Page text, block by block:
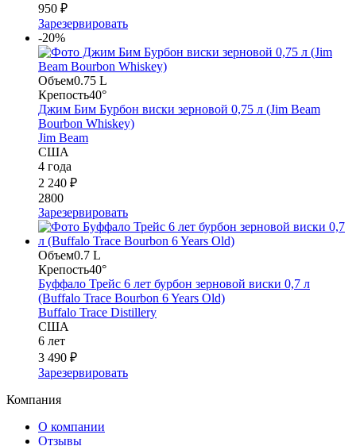
950 ₽
Зарезервировать
-20%
Объем0.75 L
Крепость40°
Джим Бим Бурбон виски зерновой 0,75 л (Jim Beam
Bourbon Whiskey)
Jim Beam
США
4 года
2 240 ₽
2800
Зарезервировать
Объем0.7 L
Крепость40°
Буффало Трейс 6 лет бурбон зерновой виски 0,7 л
(Buffalo Trace Bourbon 6 Years Old)
Buffalo Trace Distillery
США
6 лет
3 490 ₽
Зарезервировать
Компания
О компании
Отзывы